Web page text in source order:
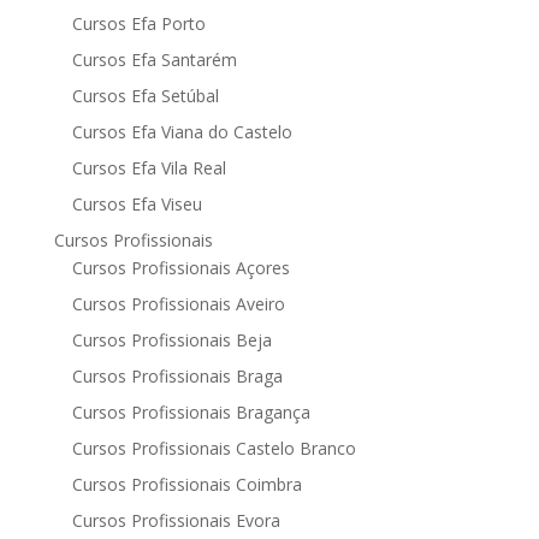
Cursos Efa Porto
Cursos Efa Santarém
Cursos Efa Setúbal
Cursos Efa Viana do Castelo
Cursos Efa Vila Real
Cursos Efa Viseu
Cursos Profissionais
Cursos Profissionais Açores
Cursos Profissionais Aveiro
Cursos Profissionais Beja
Cursos Profissionais Braga
Cursos Profissionais Bragança
Cursos Profissionais Castelo Branco
Cursos Profissionais Coimbra
Cursos Profissionais Evora